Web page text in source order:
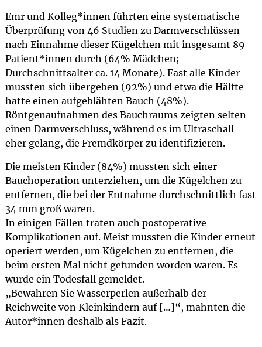
Emr und Kolleg*innen führten eine systematische
Überprüfung von 46 Studien zu Darmverschlüssen
nach Einnahme dieser Kügelchen mit insgesamt 89
Patient*innen durch (64% Mädchen;
Durchschnittsalter ca. 14 Monate). Fast alle Kinder
mussten sich übergeben (92%) und etwa die Hälfte
hatte einen aufgeblähten Bauch (48%).
Röntgenaufnahmen des Bauchraums zeigten selten
einen Darmverschluss, während es im Ultraschall
eher gelang, die Fremdkörper zu identifizieren.
Die meisten Kinder (84%) mussten sich einer
Bauchoperation unterziehen, um die Kügelchen zu
entfernen, die bei der Entnahme durchschnittlich fast
34 mm groß waren.
In einigen Fällen traten auch postoperative
Komplikationen auf. Meist mussten die Kinder erneut
operiert werden, um Kügelchen zu entfernen, die
beim ersten Mal nicht gefunden worden waren. Es
wurde ein Todesfall gemeldet.
„Bewahren Sie Wasserperlen außerhalb der
Reichweite von Kleinkindern auf […]“, mahnten die
Autor*innen deshalb als Fazit.